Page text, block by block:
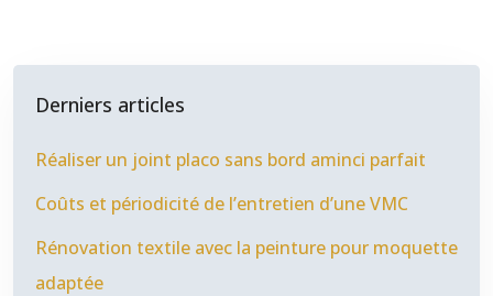
Derniers articles
Réaliser un joint placo sans bord aminci parfait
Coûts et périodicité de l’entretien d’une VMC
Rénovation textile avec la peinture pour moquette
adaptée